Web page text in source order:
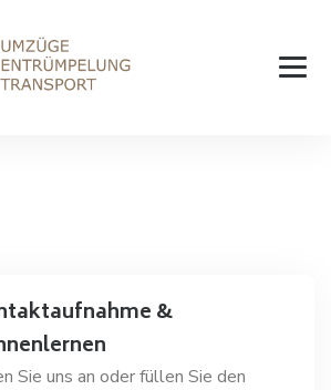
&
Sie uns an oder füllen Sie den